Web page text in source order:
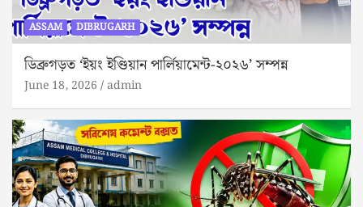
ASSAM DIBRUGARH
ডিব্ৰুগড়ত ‘ইয়ং ইণ্ডিয়ান পাৰ্লিয়ামেন্ট-২০২৬’ সম্পন্ন
June 18, 2026 admin